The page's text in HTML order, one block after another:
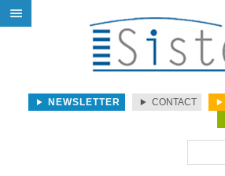
NEWSLETTER CONTACT